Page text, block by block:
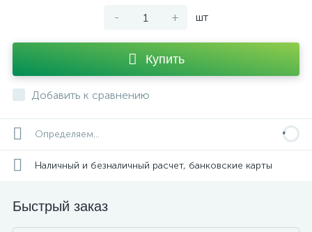
- + шт
Купить
Добавить к сравнению
Определяем...
Наличный и безналичный расчет, банковские карты
Быстрый заказ